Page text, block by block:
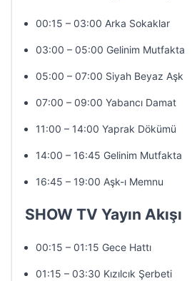
00:15 – 03:00 Arka Sokaklar
03:00 – 05:00 Gelinim Mutfakta
05:00 – 07:00 Siyah Beyaz Aşk
07:00 – 09:00 Yabancı Damat
11:00 – 14:00 Yaprak Dökümü
14:00 – 16:45 Gelinim Mutfakta
16:45 – 19:00 Aşk-ı Memnu
SHOW TV Yayın Akışı
00:15 – 01:15 Gece Hattı
01:15 – 03:30 Kızılcık Şerbeti